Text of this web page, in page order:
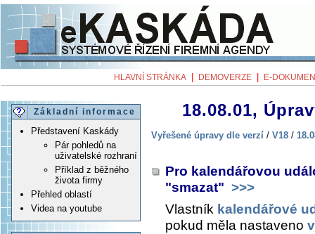
HLAVNÍ STRÁNKA DEMOVERZE E-
Základní informace
Představení Kaskády
Pár pohledů na
uživatelské rozhraní
Příklad z běžného
života firmy
Přehled oblastí
Videa na youtube
18.08.01,
Vyřešené úpravy dle verzí / V18 /
Pro kalendářovou
"smazat" >>>
Vlastník kalendářové
pokud měla nastaveno